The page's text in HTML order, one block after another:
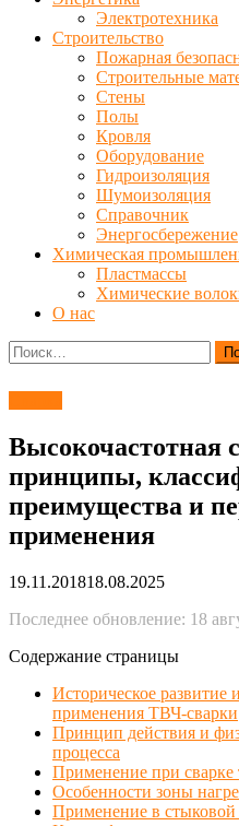
Электротехника
Строительство
Пожарная
Строительные
Стены
Полы
Кровля
Оборудование
Гидроизоляция
Шумоизоляция
Справочник
Энергосбережение
Химическая
Пластмассы
Химические
О нас
Найти:
Высокочастотная
принципы,
преимущества и
применения
19.11.201818.08.2025
Последнее обновление: 18
Содержание страницы
Историческое развитие
применения ТВЧ-сварки
Принцип действия и
процесса
Применение при сварке
Особенности зоны
Применение в стыковой